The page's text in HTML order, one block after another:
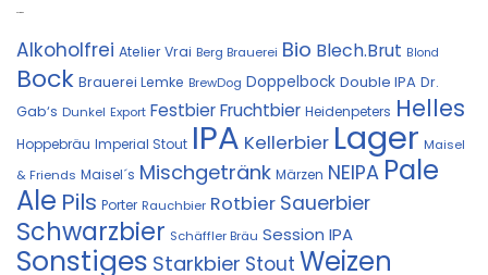
Alkoholfrei Atelier Vrai Berg Brauerei Bio Blech.Brut Blond
Bock Brauerei Lemke BrewDog Doppelbock Double IPA Dr.
Gab‘s Dunkel Export FestbierFruchtbier Heidenpeters Helles
Hoppebräu Imperial Stout IPA Kellerbier Lager Maisel
& Friends Maisel´s Mischgetränk Märzen NEIPA Pale
Ale Pils Porter Rauchbier Rotbier Sauerbier
Schwarzbier Schäffler Bräu Session IPA
Sonstiges Starkbier Stout Weizen